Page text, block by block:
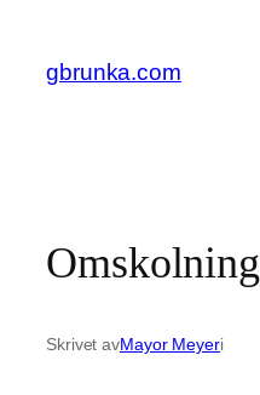
innehåll
gbrunka.com
Omskolning
Skrivet avMayor Meyeri